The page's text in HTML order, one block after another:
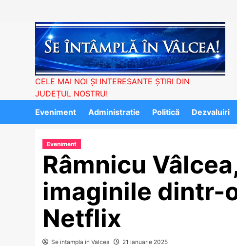
CELE MAI NOI ȘI INTERESANTE ȘTIRI DIN
JUDEȚUL NOSTRU!
Eveniment
Administratie Politică Dezvaluiri
Eveniment
Râmnicu
imaginile dintr-
Netflix
Se intampla in Valcea 21 ianuarie 2025